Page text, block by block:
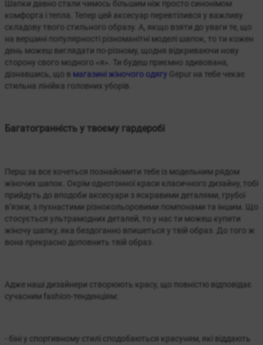
Шапки давно стали чимось більшим ніж просто синонімом
комфорта і тепла. Тепер цей аксесуар перевтілився у важливу
складову твого стильного образу. А, якщо взяти до уваги те, що
на вершині популярності різноманітні моделі шапок, то ти кожен
день можеш виглядати по-різному, щодня відкриваючи нову
сторону свого модного «я». Ти будеш приємно здивована,
дізнавшись, що в магазині жіночого одягу Gepur на тебе чекає
стильна лінійка головних уборів.
Багатогранність у твоєму гардеробі
Перш за все хочеться познайомити тебе із модельним рядом
жіночих шапок. Окрім однотонної краси класичного дизайну, тобі
прийдуть до вподоби аксесуари з яскравими деталями, грубої
в’язки, з пухнастими різнокольоровими помпонами та іншим. Що
стосується ультрамодних деталей, то у нас ти можеш купити
жіночу шапку, яка бездоганно впишеться у твій образ. До того ж
вона прекрасно доповнить твій образ.
Адже наші дизайнери створюють красу, що повністю відповідає
сучасним fashion-тенденціям:
- біні у спортивному стилі сподобаються красуням, які віддають